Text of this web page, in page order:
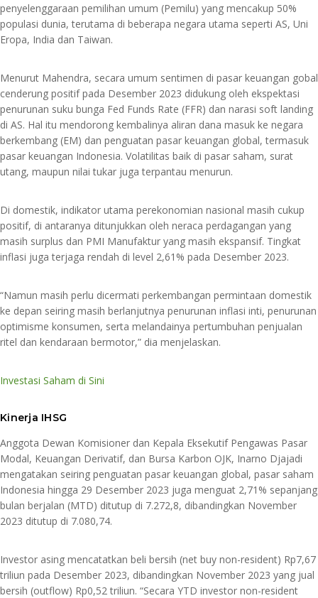
penyelenggaraan pemilihan umum (Pemilu) yang mencakup 50%
populasi dunia, terutama di beberapa negara utama seperti AS, Uni
Eropa, India dan Taiwan.
Menurut Mahendra, secara umum sentimen di pasar keuangan gobal
cenderung positif pada Desember 2023 didukung oleh ekspektasi
penurunan suku bunga Fed Funds Rate (FFR) dan narasi soft landing
di AS. Hal itu mendorong kembalinya aliran dana masuk ke negara
berkembang (EM) dan penguatan pasar keuangan global, termasuk
pasar keuangan Indonesia. Volatilitas baik di pasar saham, surat
utang, maupun nilai tukar juga terpantau menurun.
Di domestik, indikator utama perekonomian nasional masih cukup
positif, di antaranya ditunjukkan oleh neraca perdagangan yang
masih surplus dan PMI Manufaktur yang masih ekspansif. Tingkat
inflasi juga terjaga rendah di level 2,61% pada Desember 2023.
“Namun masih perlu dicermati perkembangan permintaan domestik
ke depan seiring masih berlanjutnya penurunan inflasi inti, penurunan
optimisme konsumen, serta melandainya pertumbuhan penjualan
ritel dan kendaraan bermotor,” dia menjelaskan.
Investasi Saham di Sini
Kinerja IHSG
Anggota Dewan Komisioner dan Kepala Eksekutif Pengawas Pasar
Modal, Keuangan Derivatif, dan Bursa Karbon OJK, Inarno Djajadi
mengatakan seiring penguatan pasar keuangan global, pasar saham
Indonesia hingga 29 Desember 2023 juga menguat 2,71% sepanjang
bulan berjalan (MTD) ditutup di 7.272,8, dibandingkan November
2023 ditutup di 7.080,74.
Investor asing mencatatkan beli bersih (net buy non-resident) Rp7,67
triliun pada Desember 2023, dibandingkan November 2023 yang jual
bersih (outflow) Rp0,52 triliun. “Secara YTD investor non-resident